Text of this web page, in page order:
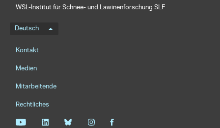
WSL-Institut für Schnee- und Lawinenforschung SLF
Sprachmenü
Deutsch
Footernavigation
Kontakt
Medien
Mitarbeitende
Rechtliches